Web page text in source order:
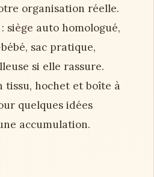
organisation réelle.
: siège auto homologué,
sac pratique,
si elle rassure.
tissu, hochet et boîte à
quelques idées
accumulation.